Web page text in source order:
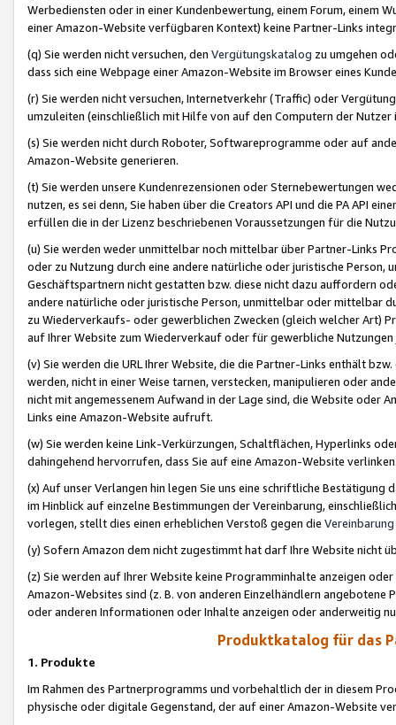
Werbediensten oder in einer Kundenbewertung, einem Forum, einem
einer Amazon-Website verfügbaren Kontext) keine Partner-Links
(q) Sie werden nicht versuchen, den Vergütungskatalog zu umgehen
dass sich eine Webpage einer Amazon-Website im Browser eines
(r) Sie werden nicht versuchen, Internetverkehr (Traffic) oder
umzuleiten (einschließlich mit Hilfe von auf den Computern der
(s) Sie werden nicht durch Roboter, Softwareprogramme oder auf
Amazon-Website generieren.
(t) Sie werden unsere Kundenrezensionen oder Sternebewertungen
nutzen, es sei denn, Sie haben über die Creators API und die PA API
erfüllen die in der Lizenz beschriebenen Voraussetzungen für die
(u) Sie werden weder unmittelbar noch mittelbar über Partner-Links
oder zu Nutzung durch eine andere natürliche oder juristische
Geschäftspartnern nicht gestatten bzw. diese nicht dazu auffordern
andere natürliche oder juristische Person, unmittelbar oder mittelbar
zu Wiederverkaufs- oder gewerblichen Zwecken (gleich welcher Art)
auf Ihrer Website zum Wiederverkauf oder für gewerbliche
(v) Sie werden die URL Ihrer Website, die die Partner-Links enthält
werden, nicht in einer Weise tarnen, verstecken, manipulieren oder
nicht mit angemessenem Aufwand in der Lage sind, die Website oder
Links eine Amazon-Website aufruft.
(w) Sie werden keine Link-Verkürzungen, Schaltflächen, Hyperlinks
dahingehend hervorrufen, dass Sie auf eine Amazon-Website
(x) Auf unser Verlangen hin legen Sie uns eine schriftliche
im Hinblick auf einzelne Bestimmungen der Vereinbarung,
vorlegen, stellt dies einen erheblichen Verstoß gegen die Vereinbarung
(y) Sofern Amazon dem nicht zugestimmt hat darf Ihre Website nicht
(z) Sie werden auf Ihrer Website keine Programminhalte anzeigen
Amazon-Websites sind (z. B. von anderen Einzelhändlern
oder anderen Informationen oder Inhalte anzeigen oder anderweitig
Produktkatalog für das
1. Produkte
Im Rahmen des Partnerprogramms und vorbehaltlich der in diesem
physische oder digitale Gegenstand, der auf einer Amazon-Website